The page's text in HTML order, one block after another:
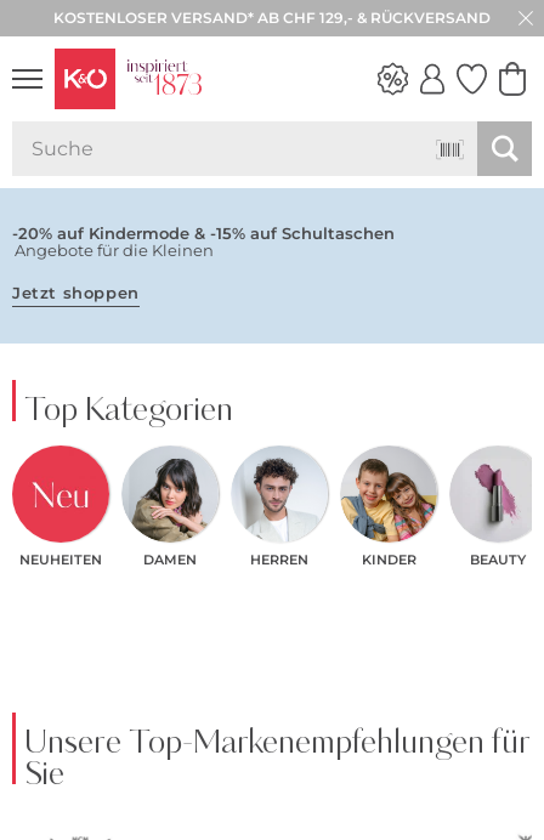
KOSTENLOSER VERSAND* AB CHF 129,- & RÜCKVERSAND
30 TAGE RÜCKGABE
-20% auf Kindermode & -15% auf Schultaschen
Angebote für die Kleinen
Jetzt shoppen
Top Kategorien
NEUHEITEN DAMEN HERREN KINDER BEAUTY
Unsere Top-Markenempfehlungen für
Sie